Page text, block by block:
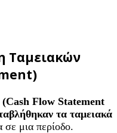
Ταμειακών
Flow Statement
τα ταμειακά
σε μια περίοδο.